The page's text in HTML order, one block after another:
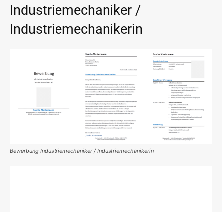
Industriemechaniker /
Industriemechanikerin
Bewerbung Industriemechaniker / Industriemechanikerin